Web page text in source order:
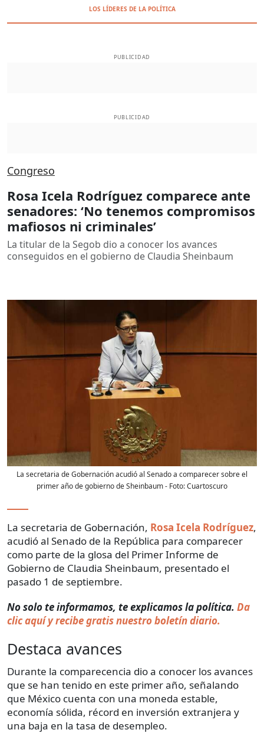
LOS LÍDERES DE LA POLÍTICA
PUBLICIDAD
PUBLICIDAD
Congreso
Rosa Icela Rodríguez comparece ante
senadores: ‘No tenemos compromisos
mafiosos ni criminales’
La titular de la Segob dio a conocer los avances
conseguidos en el gobierno de Claudia Sheinbaum
La secretaria de Gobernación acudió al Senado a comparecer sobre el
primer año de gobierno de Sheinbaum- Foto:Cuartoscuro
La secretaria de Gobernación, Rosa Icela Rodríguez,
acudió al Senado de la República para comparecer
como parte de la glosa del Primer Informe de
Gobierno de Claudia Sheinbaum, presentado el
pasado 1 de septiembre.
No solo te informamos, te explicamos la política. Da
clic aquí y recibe gratis nuestro boletín diario.
Destaca avances
Durante la comparecencia dio a conocer los avances
que se han tenido en este primer año, señalando
que México cuenta con una moneda estable,
economía sólida, récord en inversión extranjera y
una baja en la tasa de desempleo.